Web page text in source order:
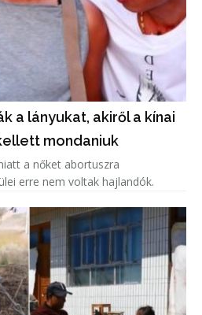
a lányukat, akiről a kínai
mondaniuk
a nőket abortuszra
erre nem voltak hajlandók.